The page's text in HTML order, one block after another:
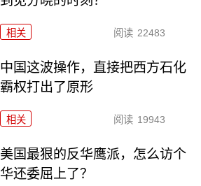
相关 阅读 22483
中国这波操作，直接把西方石化
霸权打出了原形
相关 阅读 19943
美国最狠的反华鹰派，怎么访个
华还委屈上了？